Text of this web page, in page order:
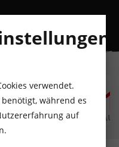
MO
10
AUGUST
DI
11
AUGUST
verwendet.
während es
auf